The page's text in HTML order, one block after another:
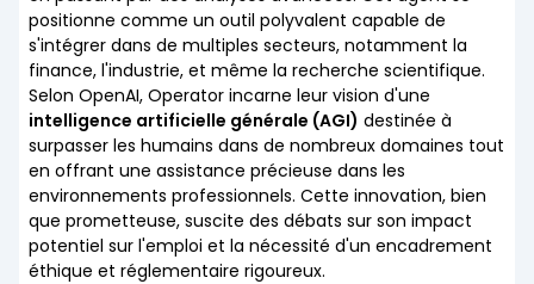
positionne comme un outil polyvalent capable de
s'intégrer dans de multiples secteurs, notamment la
finance, l'industrie, et même la recherche scientifique.
Selon OpenAI, Operator incarne leur vision d'une
intelligence artificielle générale (AGI) destinée à
surpasser les humains dans de nombreux domaines tout
en offrant une assistance précieuse dans les
environnements professionnels. Cette innovation, bien
que prometteuse, suscite des débats sur son impact
potentiel sur l'emploi et la nécessité d'un encadrement
éthique et réglementaire rigoureux.